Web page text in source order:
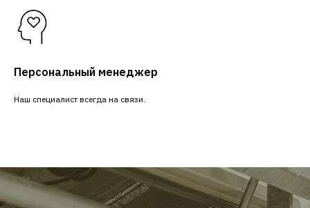
Персональный менеджер
Наш специалист всегда на связи.